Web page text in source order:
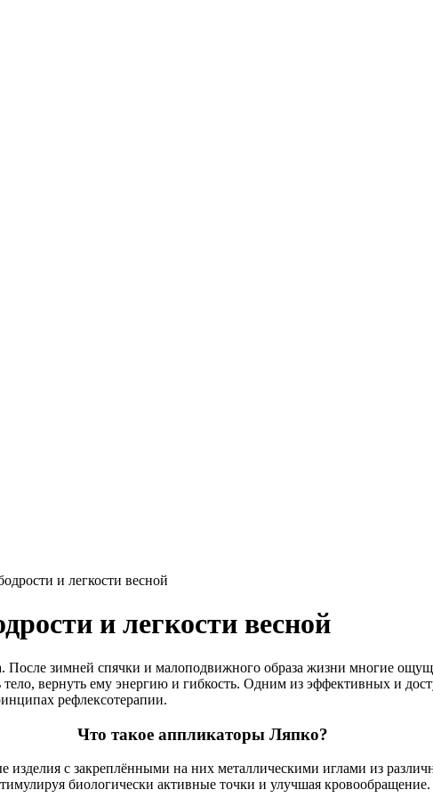
и легкости весной
и легкости весной
зимней спячки и малоподвижного образа жизни многие
вернуть ему энергию и гибкость. Одним из эффективных и
рефлексотерапии.
Что такое аппликаторы Ляпко?
с закреплёнными на них металлическими иглами из
биологически активные точки и улучшая